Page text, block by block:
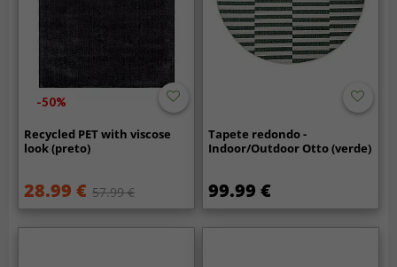
-50%
Recycled PET with viscose
look (preto)
28.99 € 57.99 €
Tapete redondo -
Indoor/Outdoor Otto (verde)
99.99 €